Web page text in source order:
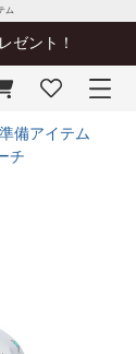
ム
ゼント！
備アイテム
チ